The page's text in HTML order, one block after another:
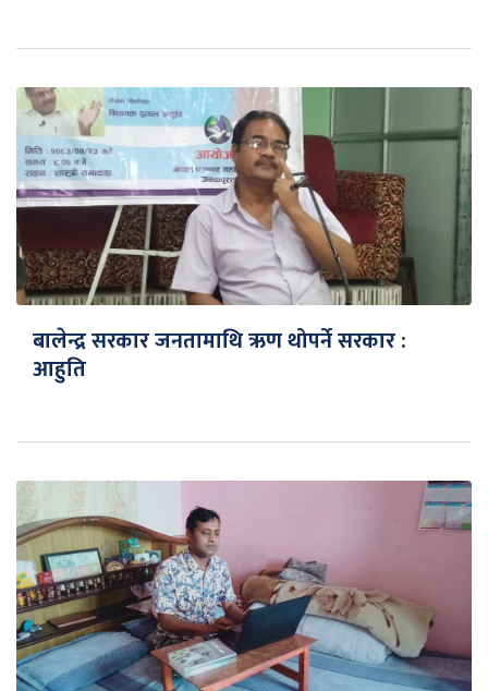
बालेन्द्र सरकार जनतामाथि ऋण थोपर्ने सरकार :
आहुति